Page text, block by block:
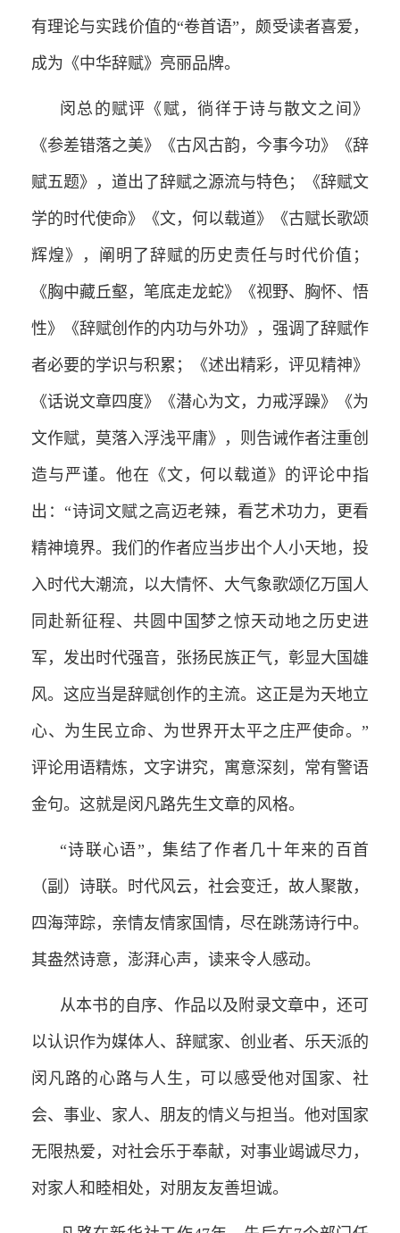
有理论与实践价值的“卷首语”，颇受读者喜爱，
成为《中华辞赋》亮丽品牌。
闵总的赋评《赋，徜徉于诗与散文之间》
《参差错落之美》《古风古韵，今事今功》《辞
赋五题》，道出了辞赋之源流与特色；《辞赋文
学的时代使命》《文，何以载道》《古赋长歌颂
辉煌》，阐明了辞赋的历史责任与时代价值；
《胸中藏丘壑，笔底走龙蛇》《视野、胸怀、悟
性》《辞赋创作的内功与外功》，强调了辞赋作
者必要的学识与积累；《述出精彩，评见精神》
《话说文章四度》《潜心为文，力戒浮躁》《为
文作赋，莫落入浮浅平庸》，则告诫作者注重创
造与严谨。他在《文，何以载道》的评论中指
出：“诗词文赋之高迈老辣，看艺术功力，更看
精神境界。我们的作者应当步出个人小天地，投
入时代大潮流，以大情怀、大气象歌颂亿万国人
同赴新征程、共圆中国梦之惊天动地之历史进
军，发出时代强音，张扬民族正气，彰显大国雄
风。这应当是辞赋创作的主流。这正是为天地立
心、为生民立命、为世界开太平之庄严使命。”
评论用语精炼，文字讲究，寓意深刻，常有警语
金句。这就是闵凡路先生文章的风格。
“诗联心语”，集结了作者几十年来的百首
（副）诗联。时代风云，社会变迁，故人聚散，
四海萍踪，亲情友情家国情，尽在跳荡诗行中。
其盎然诗意，澎湃心声，读来令人感动。
从本书的自序、作品以及附录文章中，还可
以认识作为媒体人、辞赋家、创业者、乐天派的
闵凡路的心路与人生，可以感受他对国家、社
会、事业、家人、朋友的情义与担当。他对国家
无限热爱，对社会乐于奉献，对事业竭诚尽力，
对家人和睦相处，对朋友友善坦诚。